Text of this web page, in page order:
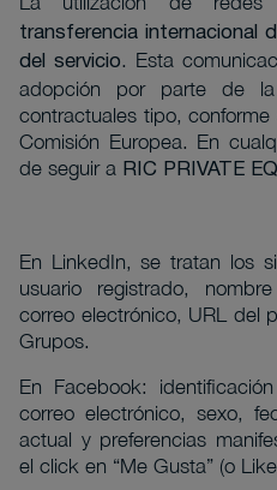
transferencia internacional
del servicio.
Esta
adopción por parte de
contractuales tipo,
Comisión Europea. En
de seguir a RIC PRIVATE
En LinkedIn, se tratan los
usuario registrado,
correo electrónico, URL del
Grupos.
En Facebook:
correo electrónico, sexo,
actual y preferencias
el click en “Me Gusta” (o